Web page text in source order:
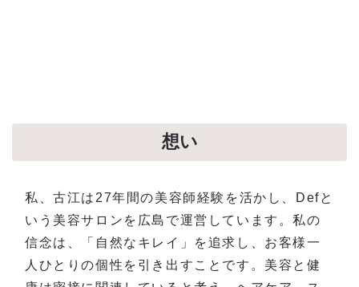
想い
私、古江は27年間の美容師経験を活かし、Defと
いう美容サロンを広島で運営しています。私の
信念は、「自然なキレイ」を追求し、お客様一
人ひとりの個性を引き出すことです。美容と健